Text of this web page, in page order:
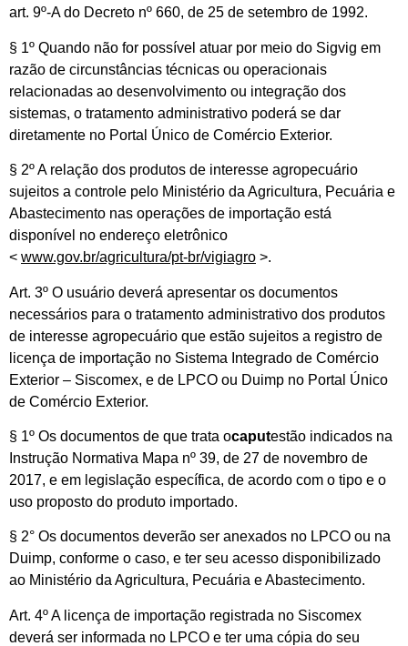
art. 9º-A do Decreto nº 660, de 25 de setembro de 1992.
§ 1º Quando não for possível atuar por meio do Sigvig em
razão de circunstâncias técnicas ou operacionais
relacionadas ao desenvolvimento ou integração dos
sistemas, o tratamento administrativo poderá se dar
diretamente no Portal Único de Comércio Exterior.
§ 2º A relação dos produtos de interesse agropecuário
sujeitos a controle pelo Ministério da Agricultura, Pecuária e
Abastecimento nas operações de importação está
disponível no endereço eletrônico
< www.gov.br/agricultura/pt-br/vigiagro >.
Art. 3º O usuário deverá apresentar os documentos
necessários para o tratamento administrativo dos produtos
de interesse agropecuário que estão sujeitos a registro de
licença de importação no Sistema Integrado de Comércio
Exterior – Siscomex, e de LPCO ou Duimp no Portal Único
de Comércio Exterior.
§ 1º Os documentos de que trata ocaputestão indicados na
Instrução Normativa Mapa nº 39, de 27 de novembro de
2017, e em legislação específica, de acordo com o tipo e o
uso proposto do produto importado.
§ 2° Os documentos deverão ser anexados no LPCO ou na
Duimp, conforme o caso, e ter seu acesso disponibilizado
ao Ministério da Agricultura, Pecuária e Abastecimento.
Art. 4º A licença de importação registrada no Siscomex
deverá ser informada no LPCO e ter uma cópia do seu